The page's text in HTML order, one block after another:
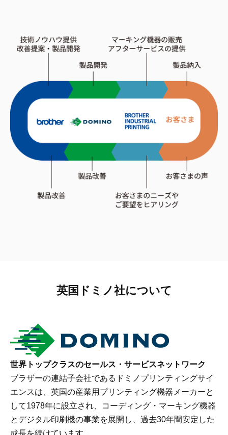
英国ドミノ社について
世界トップクラスのセールス・サービスネットワーク
ブラザーの連結子会社であるドミノプリンティングサイ
エンスは、英国の産業用プリンティング機器メーカーと
して1978年に設立され、コーディング・マーキング機器
とデジタル印刷機の事業を展開し、過去30年間安定した
成長を続けています。